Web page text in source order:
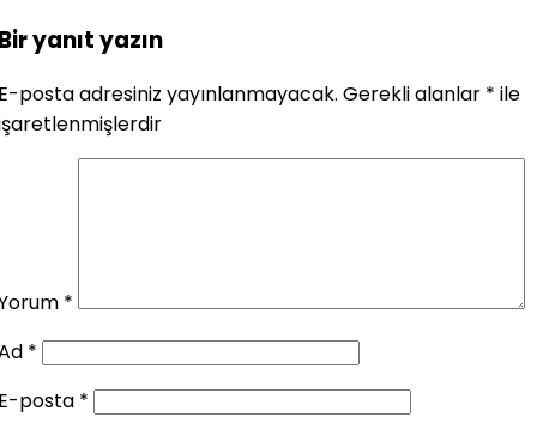
yanıt yazın
posta adresiniz yayınlanmayacak. Gerekli alanlar * ile
*
*
posta *